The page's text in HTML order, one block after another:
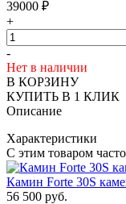
39000 ₽
+
-
Нет в наличии
В КОРЗИНУ
КУПИТЬ В 1 КЛИК
Описание
Характеристики
С этим товаром
Камин Forte 30S
56 500 руб.